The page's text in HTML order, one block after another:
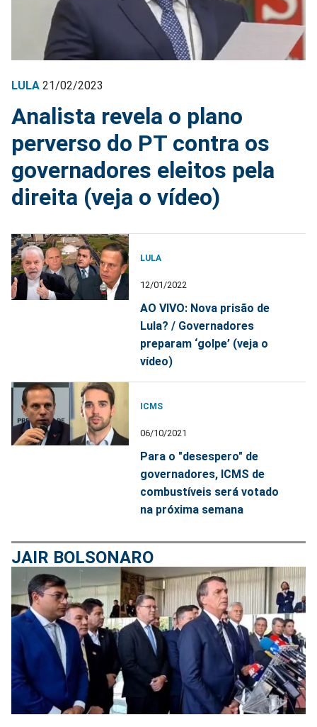
LULA 21/02/2023
Analista revela o plano
perverso do PT contra os
governadores eleitos pela
direita (veja o vídeo)
LULA
12/01/2022
AO VIVO: Nova prisão de
Lula? / Governadores
preparam ‘golpe’ (veja o
vídeo)
ICMS
06/10/2021
Para o "desespero" de
governadores, ICMS de
combustíveis será votado
na próxima semana
JAIR BOLSONARO